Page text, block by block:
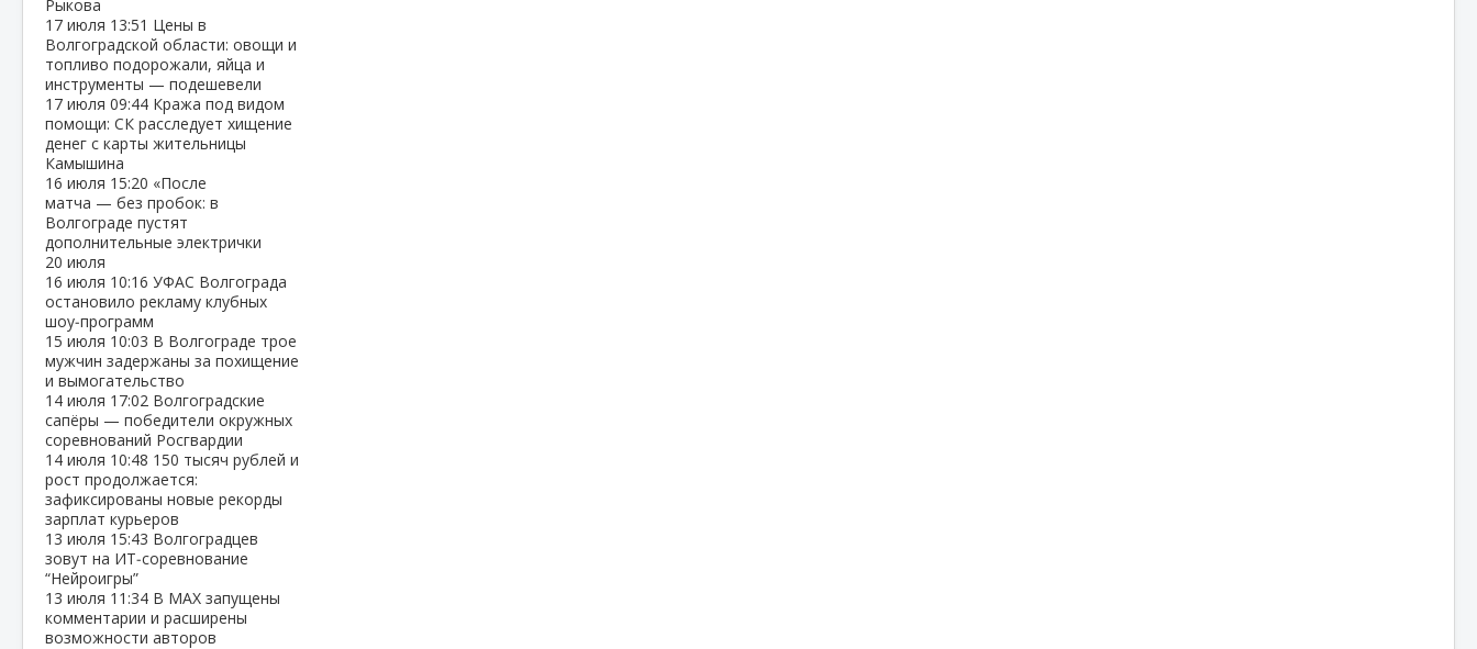
Рыкова
17 июля 13:51 Цены в
Волгоградской области: овощи и
топливо подорожали, яйца и
инструменты — подешевели
17 июля 09:44 Кража под видом
помощи: СК расследует хищение
денег с карты жительницы
Камышина
16 июля 15:20 «После
матча — без пробок: в
Волгограде пустят
дополнительные электрички
20 июля
16 июля 10:16 УФАС Волгограда
остановило рекламу клубных
шоу‑программ
15 июля 10:03 В Волгограде трое
мужчин задержаны за похищение
и вымогательство
14 июля 17:02 Волгоградские
сапёры — победители окружных
соревнований Росгвардии
14 июля 10:48 150 тысяч рублей и
рост продолжается:
зафиксированы новые рекорды
зарплат курьеров
13 июля 15:43 Волгоградцев
зовут на ИТ‑соревнование
“Нейроигры”
13 июля 11:34 В МАХ запущены
комментарии и расширены
возможности авторов